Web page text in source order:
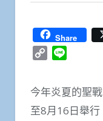
Share
Copy
今年炎夏的聖
至8月16日舉